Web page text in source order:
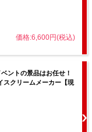
価格:6,600円(税込)
ントの景品はお任せ！
クリームメーカー【現